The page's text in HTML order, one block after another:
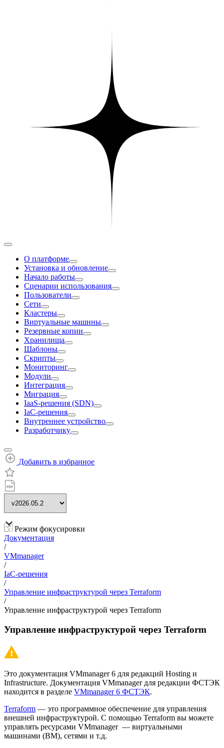
О платформе
Установка и обновление
Начало работы
Сценарии использования
Пользователи
Сети
Кластеры
Виртуальные машины
Резервные копии
Хранилища
Шаблоны
Скрипты
Мониторинг
Модули
Интеграция
Миграция
IaaS-решения (SDN)
IaC-решения
Внутреннее устройство
Разработчику
Добавить в избранное
Режим фокусировки
Документация
/
VMmanager
/
IaC-решения
/
Управление инфраструктурой через Terraform
/
Управление инфраструктурой через Terraform
Управление инфраструктурой через Terraform
Это документация VMmanager 6 для редакций Hosting и
Infrastructure. Документация VMmanager для редакции ФСТЭК
находится в разделе VMmanager 6 ФСТЭК.
Terraform — это программное обеспечение для управления
внешней инфраструктурой. С помощью Terraform вы можете
управлять ресурсами VMmanager — виртуальными
машинами (ВМ), сетями и т.д.